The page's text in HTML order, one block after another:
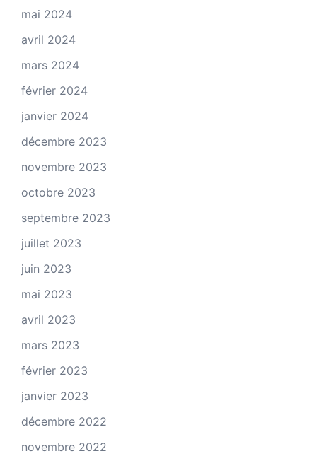
mai 2024
avril 2024
mars 2024
février 2024
janvier 2024
décembre 2023
novembre 2023
octobre 2023
septembre 2023
juillet 2023
juin 2023
mai 2023
avril 2023
mars 2023
février 2023
janvier 2023
décembre 2022
novembre 2022